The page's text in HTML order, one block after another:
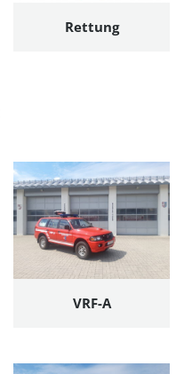
Rettung
VRF-A